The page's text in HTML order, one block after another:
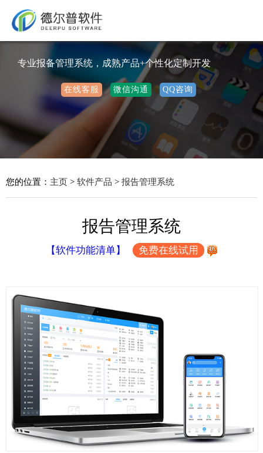
专业报备管理系统，成熟产品+个性化定制开发
在线客服 微信沟通 QQ咨询
您的位置： 主页 > 软件产品 > 报告管理系统
报告管理系统
【软件功能清单】 免费在线试用